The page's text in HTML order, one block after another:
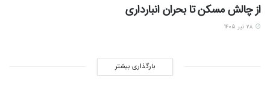
از چالش مسکن تا بحران انبارداری
بارگذاری بیشتر